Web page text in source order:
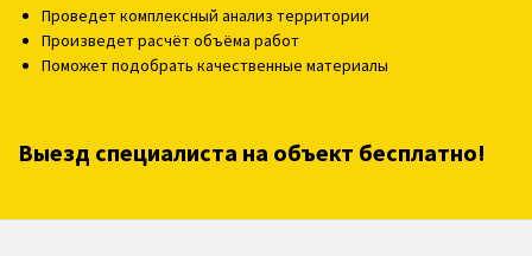
Проведет комплексный анализ территории
Произведет расчёт объёма работ
Поможет подобрать качественные материалы
Выезд специалиста на объект бесплатно!